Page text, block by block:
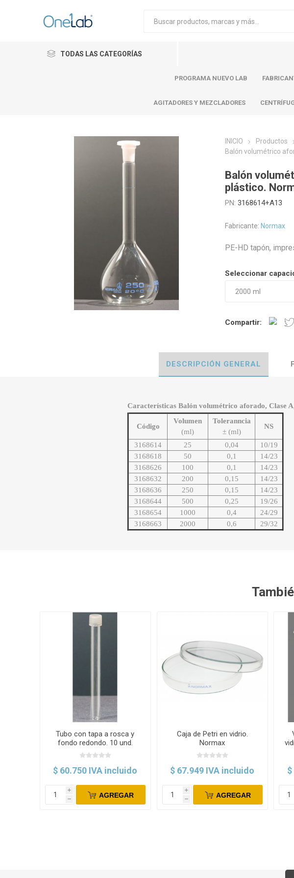
TODAS LAS CATEGORÍAS
PROGRAMA NUEVO LAB
AGITADORES Y MEZCLADORES
INICIO Productos
Balón volumétrico
Balón
plástico.
PN: 3168614+A13
Fabricante: Normax
PE-HD tapón,
Seleccionar
Compartir:
DESCRIPCIÓN GENERAL
Características Balón volumétrico aforado, Clase
Código
Volumen
(ml)
Toleranncia
± (ml)
NS
3168614 25 0,04
10/19
3168618
50 0,1
14/23
3168626
100 0,1
14/23
3168632
200 0,15
14/23
3168636
250 0,15
14/23
3168644
500 0,25
19/26
3168654
1000 0,4
24/29
3168663
2000 0,6 29/32
Tubo con tapa a rosca y
fondo redondo. 10 und.
Normax
$ 60.750 IVA incluido
i
h AGREGAR
Caja de Petri en vidrio.
Normax
$ 67.949 IVA incluido
i
h AGREGAR